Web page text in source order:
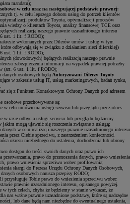
mandatu);
w celu oraz na następującej podstawie prawnej:
tj. w celu lepszego doboru usług do potrzeb klientów
produktów Toyota, optymalizacji procesów
wiedzy o klientach Toyota, analizy finansowej TCE oraz
realizacją naszego prawnie uzasadnionego interesu
6 ust. 1 lit. f RODO);
wykonanych przez Dilerów umów i usług w tym
które odbywają się w związku z działaniem sieci dilerskiej)
6 ust. 1 lit. f RODO);
(dowodowych) będących realizacją naszego prawnie
zabezpieczenia informacji na wypadek prawnej potrzeby
(art. 6 ust. 1 lit. f RODO);
danych osobowych będą Autoryzowani Dilerzy Toyoty
w zakresie usług IT, usług marketingowych, badań rynku,
się z Punktem Kontaktowym Ochrony Danych pod adresem
osobowe przechowywane są:
w celu umówienia usługi serwisu lub przeglądu przez okres
w razie odbycia usługi serwisu lub przeglądu będziemy
jakim mogą ujawnić się roszczenia związane z usługą;
w celu realizacji naszego prawnie uzasadnionego interesu
przez Ciebie sprzeciwu, z zastrzeżeniem konieczności
okresu niezbędnego do ustalenia, dochodzenia lub obrony
dostępu do treści swoich danych oraz prawo ich
przetwarzania, prawo do przenoszenia danych, prawo wniesienia
prawo wniesienia sprzeciwu wobec profilowania;
skargi do Prezesa Urzędu Ochrony Danych Osobowych,
osobowych narusza przepisy RODO;
przysługuje Tobie prawo do wniesienia sprzeciwu wobec
prawnie uzasadnionego interesu, opisanego powyżej.
w tych celach, chyba że będziemy w stanie wykazać, że
nas ważne prawnie uzasadnione podstawy, które są nadrzędne
lub dane będą nam niezbędne do ewentualnego ustalenia,